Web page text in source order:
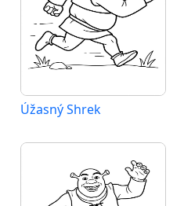
Úžasný Shrek